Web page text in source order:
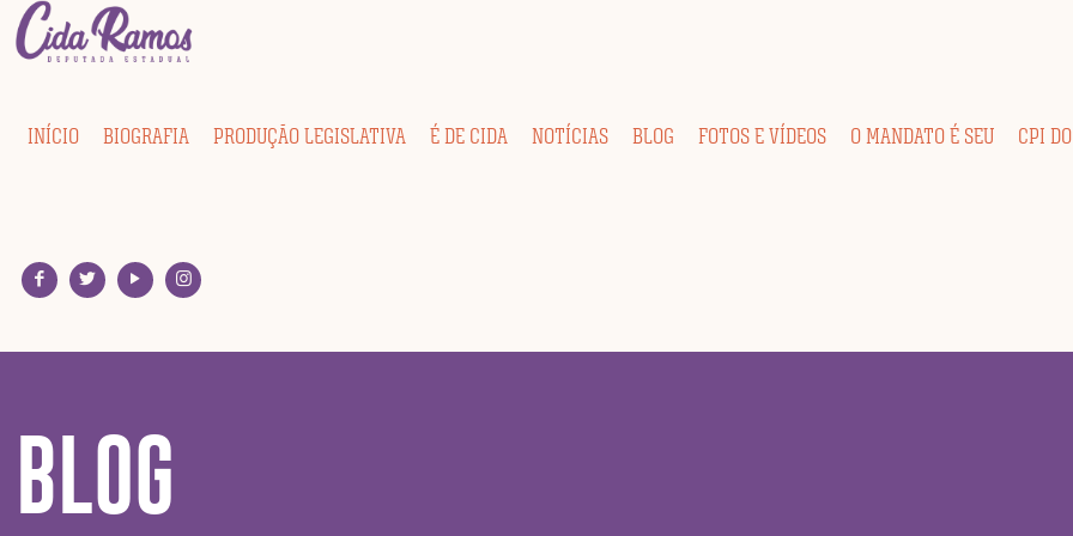
INÍCIO BIOGRAFIA PRODUÇÃO LEGISLATIVA É DE CIDA NOTÍCIAS BLOG FOTOS E VÍDEOS O MANDATO É SEU CPI
BLOG